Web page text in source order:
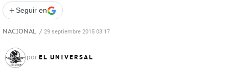
+ Seguir en
NACIONAL / 29 septiembre 2015 03:17
por EL UNIVERSAL